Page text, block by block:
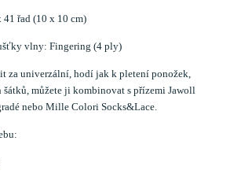
řad (10 x 10 cm)
vlny: Fingering (4 ply)
za univerzální, hodí jak k pletení ponožek,
můžete ji kombinovat s přízemi Jawoll
nebo Mille Colori Socks&Lace.